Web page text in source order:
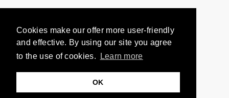
Cookies make our offer more user-friendly
and effective. By using our site you agree
to the use of cookies.
Learn more
OK